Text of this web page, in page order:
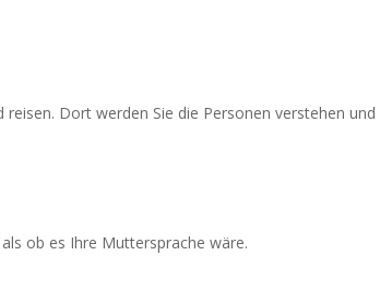
Dort werden Sie die Personen verstehen und
ob es Ihre Muttersprache wäre.